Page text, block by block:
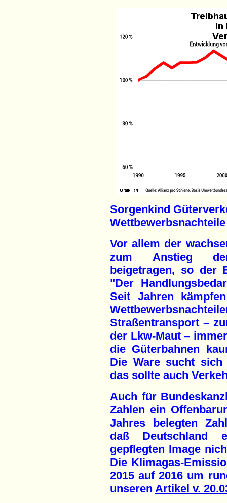
Sorgenkind
Vor allem der
zum Anstieg der
beigetragen, so der
"Der
Seit Jahren
Straßentransport –
der Lkw-Maut –
die Güterbahnen
Die Ware sucht
das sollte auch
Auch für
Zahlen ein
Jahres belegten
daß Deutschland
gepflegten Image
Die Klimagas-
2015 auf 2016 um
unseren Artikel v.